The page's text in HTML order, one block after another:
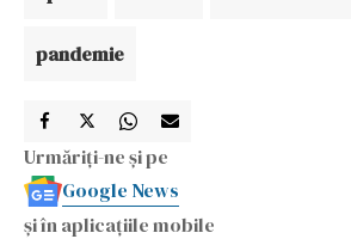
pandemie
Urmăriți-ne și pe
Google News
și în aplicațiile mobile